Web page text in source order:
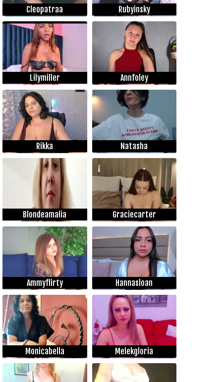
Cleopatraa Rubyinsky
Lilymiller Annfoley
Rikka Natasha
Blondeamalia Graciecarter
Ammyflirty Hannasloan
Monicabella Melekgloria